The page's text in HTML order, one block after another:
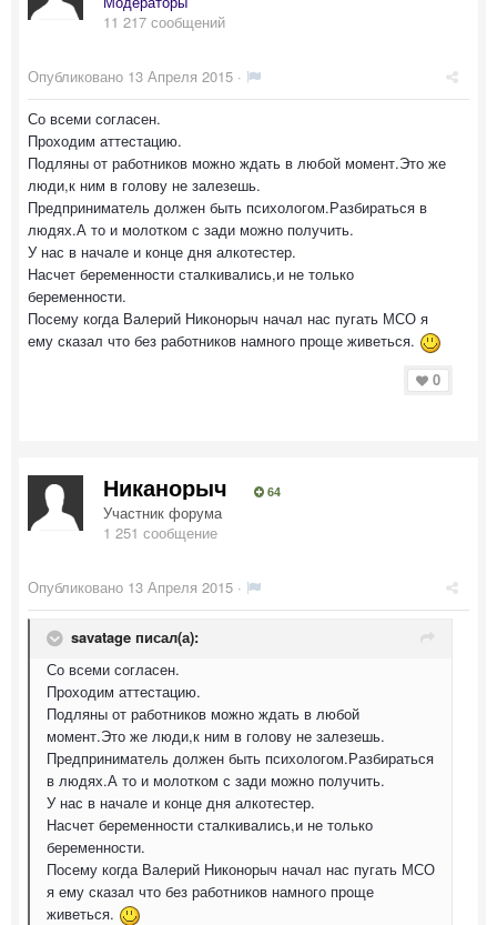
11 217 сообщений
Опубликовано 13 Апреля 2015 ·
Со всеми согласен.
Проходим аттестацию.
Подляны от работников можно ждать в любой момент.Это же
люди,к ним в голову не залезешь.
Предприниматель должен быть психологом.Разбираться в
людях.А то и молотком с зади можно получить.
У нас в начале и конце дня алкотестер.
Насчет беременности сталкивались,и не только
беременности.
Посему когда Валерий Никонорыч начал нас пугать МСО я
ему сказал что без работников намного проще живеться.
0
Никанорыч 64
Участник форума
1 251 сообщение
Опубликовано 13 Апреля 2015 ·
savatage писал(а):
Со всеми согласен.
Проходим аттестацию.
Подляны от работников можно ждать в любой
момент.Это же люди,к ним в голову не залезешь.
Предприниматель должен быть психологом.Разбираться
в людях.А то и молотком с зади можно получить.
У нас в начале и конце дня алкотестер.
Насчет беременности сталкивались,и не только
беременности.
Посему когда Валерий Никонорыч начал нас пугать МСО
я ему сказал что без работников намного проще
живеться.